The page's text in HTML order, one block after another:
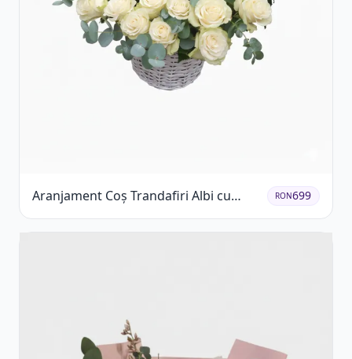
Aranjament Coș Trandafiri Albi cu
Accent Roșu
RON699